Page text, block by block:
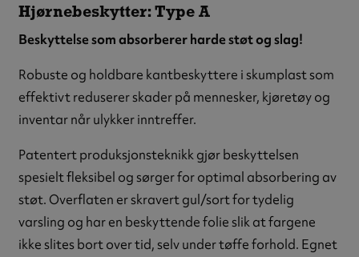
Hjørnebeskytter: Type A
Beskyttelse som absorberer harde støt og slag!
Robuste og holdbare kantbeskyttere i skumplast som
effektivt reduserer skader på mennesker, kjøretøy og
inventar når ulykker inntreffer.
Patentert produksjonsteknikk gjør beskyttelsen
spesielt fleksibel og sørger for optimal absorbering av
støt. Overflaten er skravert gul/sort for tydelig
varsling og har en beskyttende folie slik at fargene
ikke slites bort over tid, selv under tøffe forhold. Egnet